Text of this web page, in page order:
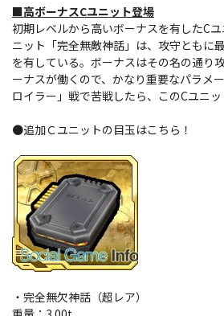
■高ボーナスCユニット登場
初期レベルから高いボーナスを有したC
ニット「完全無敵神話」は、攻守ともに
を有している。ボーナスはその名の通り
ーナスが働くので、かなり重要なパラメ
ロイラー」戦で苦戦したら、このCユニッ
●追加Ｃユニットの目玉はこちら！
・完全無欠神話（超レア）